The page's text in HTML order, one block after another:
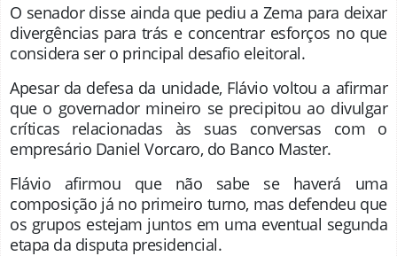
O senador disse ainda que pediu a Zema para deixar
divergências para trás e concentrar esforços no que
considera ser o principal desafio eleitoral.
Apesar da defesa da unidade, Flávio voltou a afirmar
que o governador mineiro se precipitou ao divulgar
críticas relacionadas às suas conversas com o
empresário Daniel Vorcaro, do Banco Master.
Flávio afirmou que não sabe se haverá uma
composição já no primeiro turno, mas defendeu que
os grupos estejam juntos em uma eventual segunda
etapa da disputa presidencial.